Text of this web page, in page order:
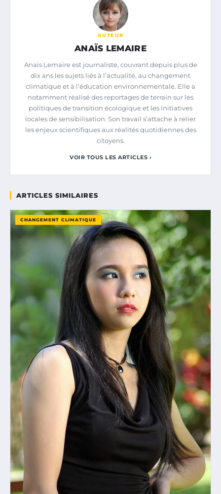
AUTEUR
ANAÏS LEMAIRE
Anaïs Lemaire est journaliste, couvrant depuis plus de
dix ans les sujets liés à l’actualité, au changement
climatique et à l’éducation environnementale. Elle a
notamment réalisé des reportages de terrain sur les
politiques de transition écologique et les initiatives
locales de sensibilisation. Son travail s’attache à relier
les enjeux scientifiques aux réalités quotidiennes des
citoyens.
VOIR TOUS LES ARTICLES ›
ARTICLES SIMILAIRES
CHANGEMENT CLIMATIQUE